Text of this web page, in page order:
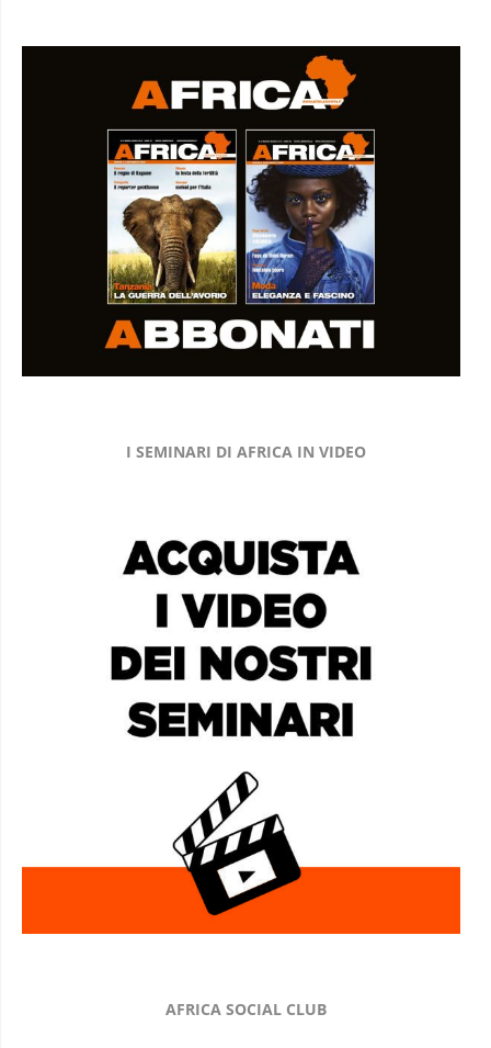
I SEMINARI DI AFRICA IN VIDEO
AFRICA SOCIAL CLUB